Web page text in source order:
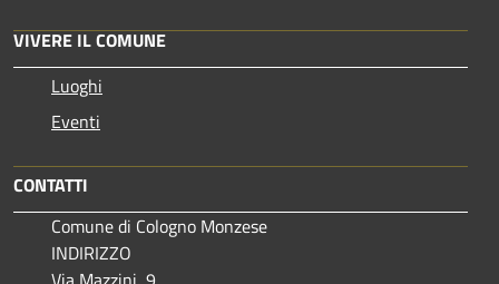
VIVERE IL COMUNE
Luoghi
Eventi
CONTATTI
Comune di Cologno Monzese
INDIRIZZO